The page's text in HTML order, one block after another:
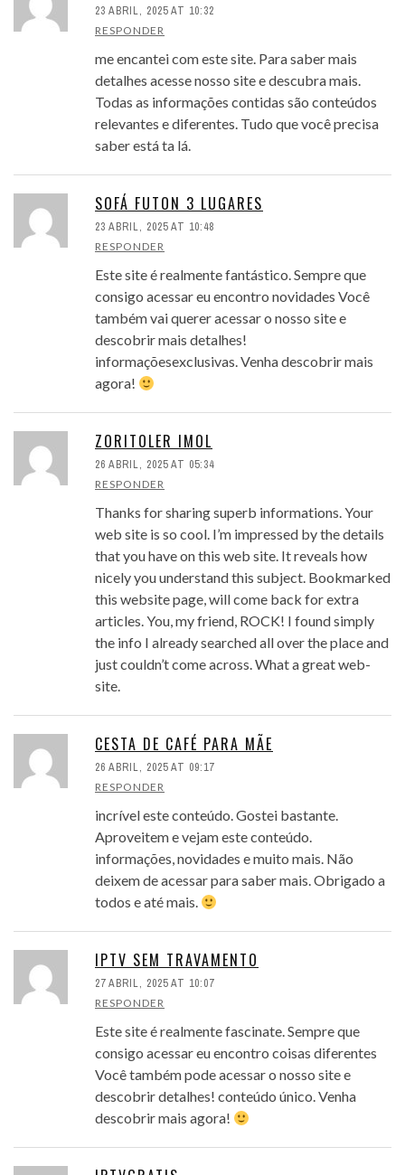
23 ABRIL, 2025 AT 10:32
RESPONDER
me encantei com este site. Para saber mais
detalhes acesse nosso site e descubra mais.
Todas as informações contidas são conteúdos
relevantes e diferentes. Tudo que você precisa
saber está ta lá.
SOFÁ FUTON 3 LUGARES
23 ABRIL, 2025 AT 10:48
RESPONDER
Este site é realmente fantástico. Sempre que
consigo acessar eu encontro novidades Você
também vai querer acessar o nosso site e
descobrir mais detalhes!
informaçõesexclusivas. Venha descobrir mais
agora!
ZORITOLER IMOL
26 ABRIL, 2025 AT 05:34
RESPONDER
Thanks for sharing superb informations. Your
web site is so cool. I’m impressed by the details
that you have on this web site. It reveals how
nicely you understand this subject. Bookmarked
this website page, will come back for extra
articles. You, my friend, ROCK! I found simply
the info I already searched all over the place and
just couldn’t come across. What a great web-
site.
CESTA DE CAFÉ PARA MÃE
26 ABRIL, 2025 AT 09:17
RESPONDER
incrível este conteúdo. Gostei bastante.
Aproveitem e vejam este conteúdo.
informações, novidades e muito mais. Não
deixem de acessar para saber mais. Obrigado a
todos e até mais.
IPTV SEM TRAVAMENTO
27 ABRIL, 2025 AT 10:07
RESPONDER
Este site é realmente fascinate. Sempre que
consigo acessar eu encontro coisas diferentes
Você também pode acessar o nosso site e
descobrir detalhes! conteúdo único. Venha
descobrir mais agora!